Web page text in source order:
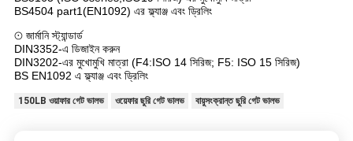
BS4504 part1(EN1092) এর ফ্ল্যাঞ্জ এবং ড্রিলিং
⊙ জার্মানি স্ট্যান্ডার্ড
DIN3352-এ ডিজাইন করুন
DIN3202-এর মুখোমুখি মাত্রা (F4:ISO 14 সিরিজ; F5: ISO 15 সিরিজ)
BS EN1092 এ ফ্ল্যাঞ্জ এবং ড্রিলিং
150LB ওয়াফার গেট ভালভ ওয়েফার ছুরি গেট ভালভ বায়ুসংক্রান্ত ছুরি গেট ভালভ